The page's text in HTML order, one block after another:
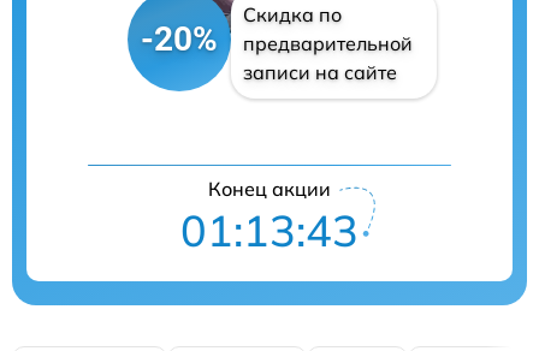
-20%
Скидка по
предварительной
записи на сайте
Конец акции
01:13:41